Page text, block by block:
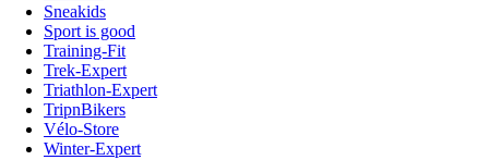
Sneakids
Sport is good
Training-Fit
Trek-Expert
Triathlon-Expert
TripnBikers
Vélo-Store
Winter-Expert